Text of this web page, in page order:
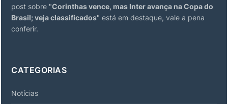
post sobre "Corinthas vence, mas Inter avança na Copa do
Brasil; veja classificados" está em destaque, vale a pena
conferir.
CATEGORIAS
Notícias